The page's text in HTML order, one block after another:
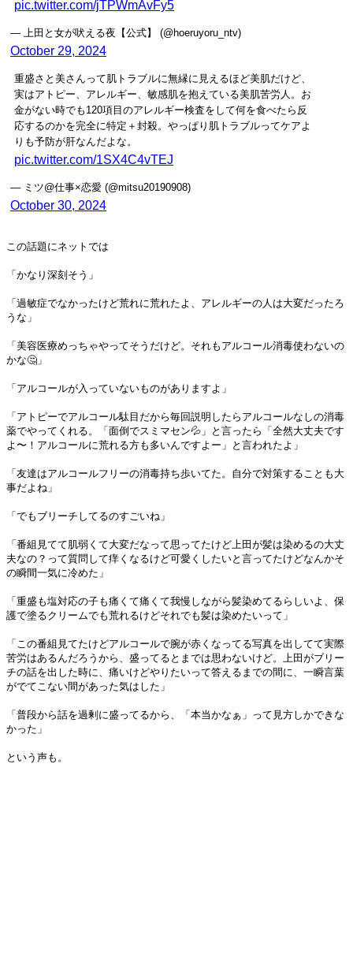
pic.twitter.com/jTPWmAvFy5
— 上田と女が吠える夜【公式】 (@hoeruyoru_ntv)
October 29, 2024
重盛さと美さんって肌トラブルに無縁に見えるほど美肌だけど、
実はアトピー、アレルギー、敏感肌を抱えている美肌苦労人。お
金がない時でも120項目のアレルギー検査をして何を食べたら反
応するのかを完全に特定＋封殺。やっぱり肌トラブルってケアよ
りも予防が肝なんだよな。
pic.twitter.com/1SX4C4vTEJ
— ミツ@仕事×恋愛 (@mitsu20190908)
October 30, 2024
この話題にネットでは
「かなり深刻そう」
「過敏症でなかったけど荒れに荒れたよ、アレルギーの人は大変だったろ
うな」
「美容医療めっちゃやってそうだけど。それもアルコール消毒使わないの
かな🤔」
「アルコールが入っていないものがありますよ」
「アトピーでアルコール駄目だから毎回説明したらアルコールなしの消毒
薬でやってくれる。「面倒でスミマセン💦」と言ったら「全然大丈夫です
よ〜！アルコールに荒れる方も多いんですよー」と言われたよ」
「友達はアルコールフリーの消毒持ち歩いてた。自分で対策することも大
事だよね」
「でもブリーチしてるのすごいね」
「番組見てて肌弱くて大変だなって思ってたけど上田が髪は染めるの大丈
夫なの？って質問して痒くなるけど可愛くしたいと言ってたけどなんかそ
の瞬間一気に冷めた」
「重盛も塩対応の子も痛くて痛くて我慢しながら髪染めてるらしいよ、保
護で塗るクリームでも荒れるけどそれでも髪は染めたいって」
「この番組見てたけどアルコールで腕が赤くなってる写真を出してて実際
苦労はあるんだろうから、盛ってるとまでは思わないけど。上田がブリー
チの話を出した時に、痛いけどやりたいって答えるまでの間に、一瞬言葉
がでてこない間があった気はした」
「普段から話を過剰に盛ってるから、「本当かなぁ」って見方しかできな
かった」
という声も。